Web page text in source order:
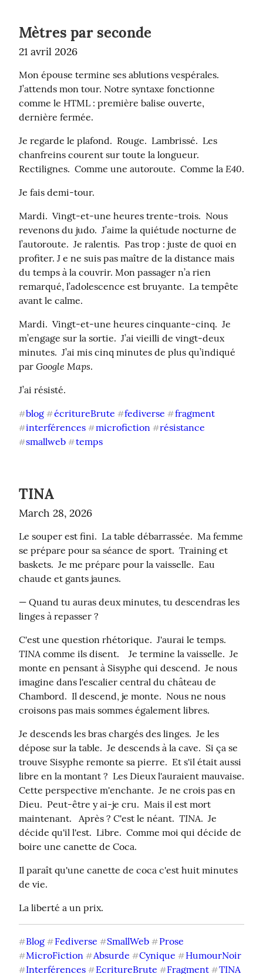
Mètres par seconde
21 avril 2026
Mon épouse termine ses ablutions vespérales.
J’attends mon tour. Notre syntaxe fonctionne
comme le HTML : première balise ouverte,
dernière fermée.
Je regarde le plafond.  Rouge.  Lambrissé.  Les
chanfreins courent sur toute la longueur.
Rectilignes.  Comme une autoroute.  Comme la E40.
Je fais demi-tour.
Mardi.  Vingt-et-une heures trente-trois.  Nous
revenons du judo.  J’aime la quiétude nocturne de
l’autoroute.  Je ralentis.  Pas trop : juste de quoi en
profiter. J e ne suis pas maître de la distance mais
du temps à la couvrir. Mon passager n’a rien
remarqué, l’adolescence est bruyante.  La tempête
avant le calme.
Mardi.  Vingt-et-une heures cinquante-cinq.  Je
m’engage sur la sortie.  J’ai vieilli de vingt-deux
minutes.  J’ai mis cinq minutes de plus qu’indiqué
par Google Maps.
J’ai résisté.
#blog #écritureBrute #fediverse #fragment
#interférences #microfiction #résistance
#smallweb #temps
TINA
March 28, 2026
Le souper est fini.  La table débarrassée.  Ma femme
se prépare pour sa séance de sport.  Training et
baskets.  Je me prépare pour la vaisselle.  Eau
chaude et gants jaunes.
— Quand tu auras deux minutes, tu descendras les
linges à repasser ?
TINA comme ils disent.    Je termine la vaisselle.  Je
monte en pensant à Sisyphe qui descend.  Je nous
imagine dans l'escalier central du château de
Chambord.  Il descend, je monte.  Nous ne nous
croisons pas mais sommes également libres.
Je descends les bras chargés des linges.  Je les
dépose sur la table.  Je descends à la cave.  Si ça se
trouve Sisyphe remonte sa pierre.  Et s'il était aussi
libre en la montant ?  Les Dieux l'auraient mauvaise.
Cette perspective m'enchante.  Je ne crois pas en
Dieu.  Peut-être y ai-je cru.  Mais il est mort
maintenant.   Après ? C'est le néant. TINA.  Je
décide qu'il l'est.  Libre.  Comme moi qui décide de
boire une canette de Coca.
Il paraît qu'une canette de coca c'est huit minutes
de vie.
La liberté a un prix.
#Blog #Fediverse #SmallWeb #Prose
#MicroFiction #Absurde #Cynique #HumourNoir
#Interférences #EcritureBrute #Fragment #TINA